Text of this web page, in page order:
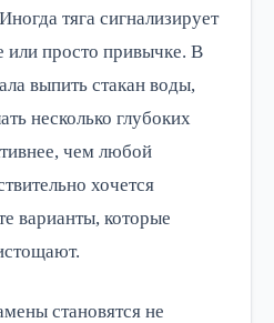
тяга сигнализирует
или просто привычке. В
выпить стакан воды,
несколько глубоких
чем любой
хочется
варианты, которые
становятся не